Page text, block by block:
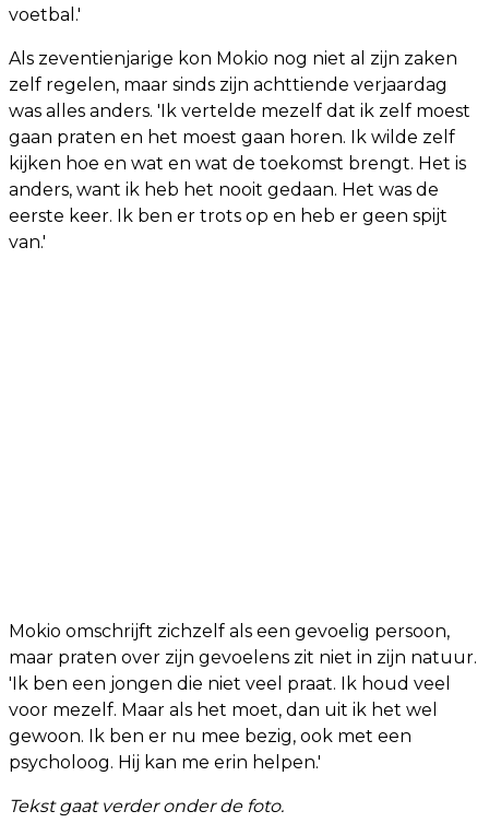
voetbal.'
Als zeventienjarige kon Mokio nog niet al zijn zaken
zelf regelen, maar sinds zijn achttiende verjaardag
was alles anders. 'Ik vertelde mezelf dat ik zelf moest
gaan praten en het moest gaan horen. Ik wilde zelf
kijken hoe en wat en wat de toekomst brengt. Het is
anders, want ik heb het nooit gedaan. Het was de
eerste keer. Ik ben er trots op en heb er geen spijt
van.'
Mokio omschrijft zichzelf als een gevoelig persoon,
maar praten over zijn gevoelens zit niet in zijn natuur.
'Ik ben een jongen die niet veel praat. Ik houd veel
voor mezelf. Maar als het moet, dan uit ik het wel
gewoon. Ik ben er nu mee bezig, ook met een
psycholoog. Hij kan me erin helpen.'
Tekst gaat verder onder de foto.